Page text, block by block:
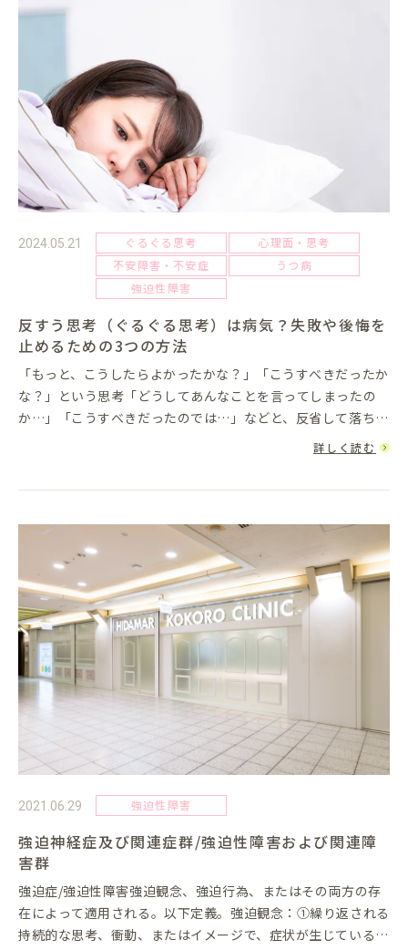
2024.05.21 ぐるぐる思考
心理面・思考
不安障害・不安症
うつ病
強迫性障害
反すう思考（ぐるぐる思考）は病気？失敗や後悔を
止めるための3つの方法
「もっと、こうしたらよかったかな？」「こうすべきだったか
な？」という思考「どうしてあんなことを言ってしまったの
か…」「こうすべきだったのでは…」などと、反省して落ち込
むことは少なくありません。すぐに切り替えられればよいので
詳しく読む
2021.06.29 強迫性障害
強迫神経症及び関連症群/強迫性障害および関連障
害群
強迫症/強迫性障害強迫観念、強迫行為、またはその両方の存
在によって適用される。以下定義。強迫観念：①繰り返される
持続的な思考、衝動、またはイメージで、症状が生じている一